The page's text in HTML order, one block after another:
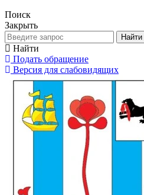
Поиск
Закрыть
Найти
Найти
Подать обращение
Версия для слабовидящих